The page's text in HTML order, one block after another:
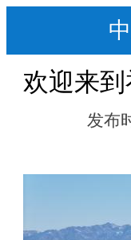
欢迎来
发布